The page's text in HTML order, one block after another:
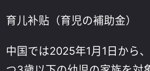
育儿补贴（育児の補助金）
中国では2025年1月1日から